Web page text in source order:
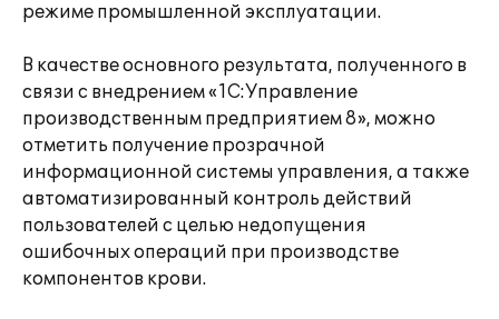
режиме промышленной эксплуатации.
В качестве основного результата, полученного в
связи с внедрением «1С:Управление
производственным предприятием 8», можно
отметить получение прозрачной
информационной системы управления, а также
автоматизированный контроль действий
пользователей с целью недопущения
ошибочных операций при производстве
компонентов крови.